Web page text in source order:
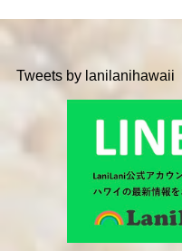
Tweets by lanilanihawaii